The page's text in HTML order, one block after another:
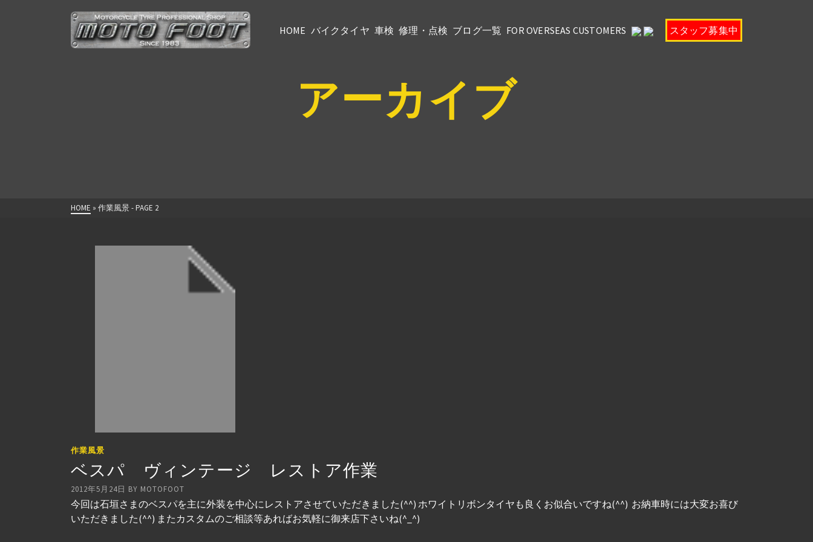
HOME バイクタイヤ 車検 修理・点検 ブログ一覧 FOR OVERSEAS CUSTOMERS スタッフ募集中
アーカイブ
HOME » 作業風景- PAGE 2
作業風景
ベスパ ヴィンテージ レストア作業
2012年5月24日 BY MOTOFOOT
今回は石垣さまのベスパを主に外装を中心にレストアさせていただきました(^^) ホワイトリボンタイヤも良くお似合いですね(^^) お納車時には大変お喜び
いただきました(^^) またカスタムのご相談等あればお気軽に御来店下さいね(^_^)